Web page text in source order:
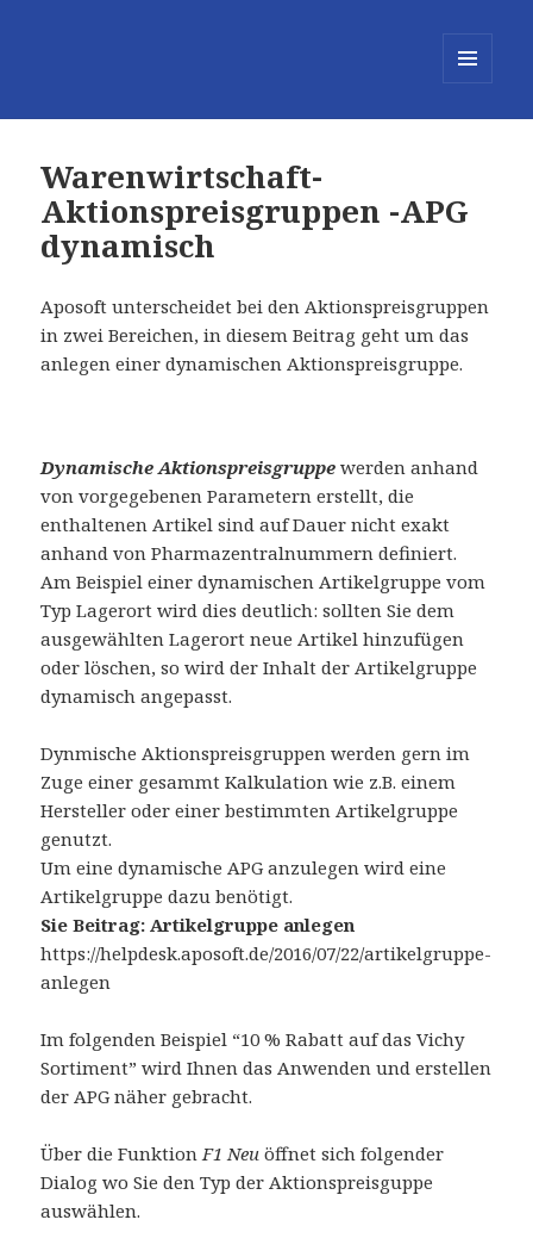
Warenwirtschaft-
Aktionspreisgruppen -APG
dynamisch
Aposoft unterscheidet bei den Aktionspreisgruppen
in zwei Bereichen, in diesem Beitrag geht um das
anlegen einer dynamischen Aktionspreisgruppe.
Dynamische Aktionspreisgruppe werden anhand
von vorgegebenen Parametern erstellt, die
enthaltenen Artikel sind auf Dauer nicht exakt
anhand von Pharmazentralnummern definiert.
Am Beispiel einer dynamischen Artikelgruppe vom
Typ Lagerort wird dies deutlich: sollten Sie dem
ausgewählten Lagerort neue Artikel hinzufügen
oder löschen, so wird der Inhalt der Artikelgruppe
dynamisch angepasst.
Dynmische Aktionspreisgruppen werden gern im
Zuge einer gesammt Kalkulation wie z.B. einem
Hersteller oder einer bestimmten Artikelgruppe
genutzt.
Um eine dynamische APG anzulegen wird eine
Artikelgruppe dazu benötigt.
Sie Beitrag: Artikelgruppe anlegen
https://helpdesk.aposoft.de/2016/07/22/artikelgruppe-
anlegen
Im folgenden Beispiel “10 % Rabatt auf das Vichy
Sortiment” wird Ihnen das Anwenden und erstellen
der APG näher gebracht.
Über die FunktionF1 Neuöffnet sich folgender
Dialog wo Sie den Typ der Aktionspreisguppe
auswählen.